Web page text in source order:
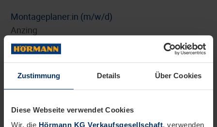
Zustimmung Details Über Cookies
Diese Webseite verwendet Cookies
Wir, die Hörmann KG Verkaufsgesellschaft, verwenden
Montageplaner:in (m/w/d)
Anzing
Personalreferent:in Benefits und HR-Marketing
(m/w/d)
Steinhagen